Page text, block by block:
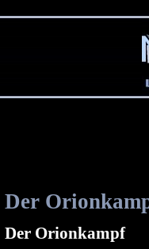
Der
Der Orionkampf